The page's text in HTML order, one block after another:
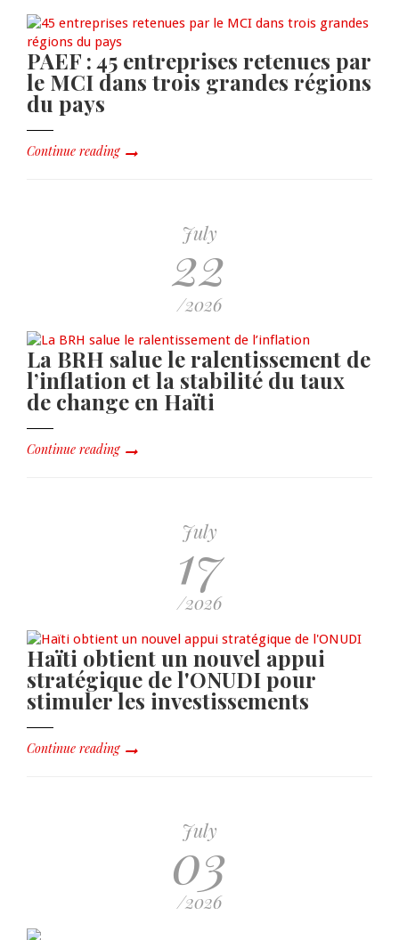
PAEF : 45 entreprises retenues par
le MCI dans trois grandes régions
du pays
Continue reading
July
22
/2026
La BRH salue le ralentissement de
l’inflation et la stabilité du taux
de change en Haïti
Continue reading
July
17
/2026
Haïti obtient un nouvel appui
stratégique de l'ONUDI pour
stimuler les investissements
Continue reading
July
03
/2026